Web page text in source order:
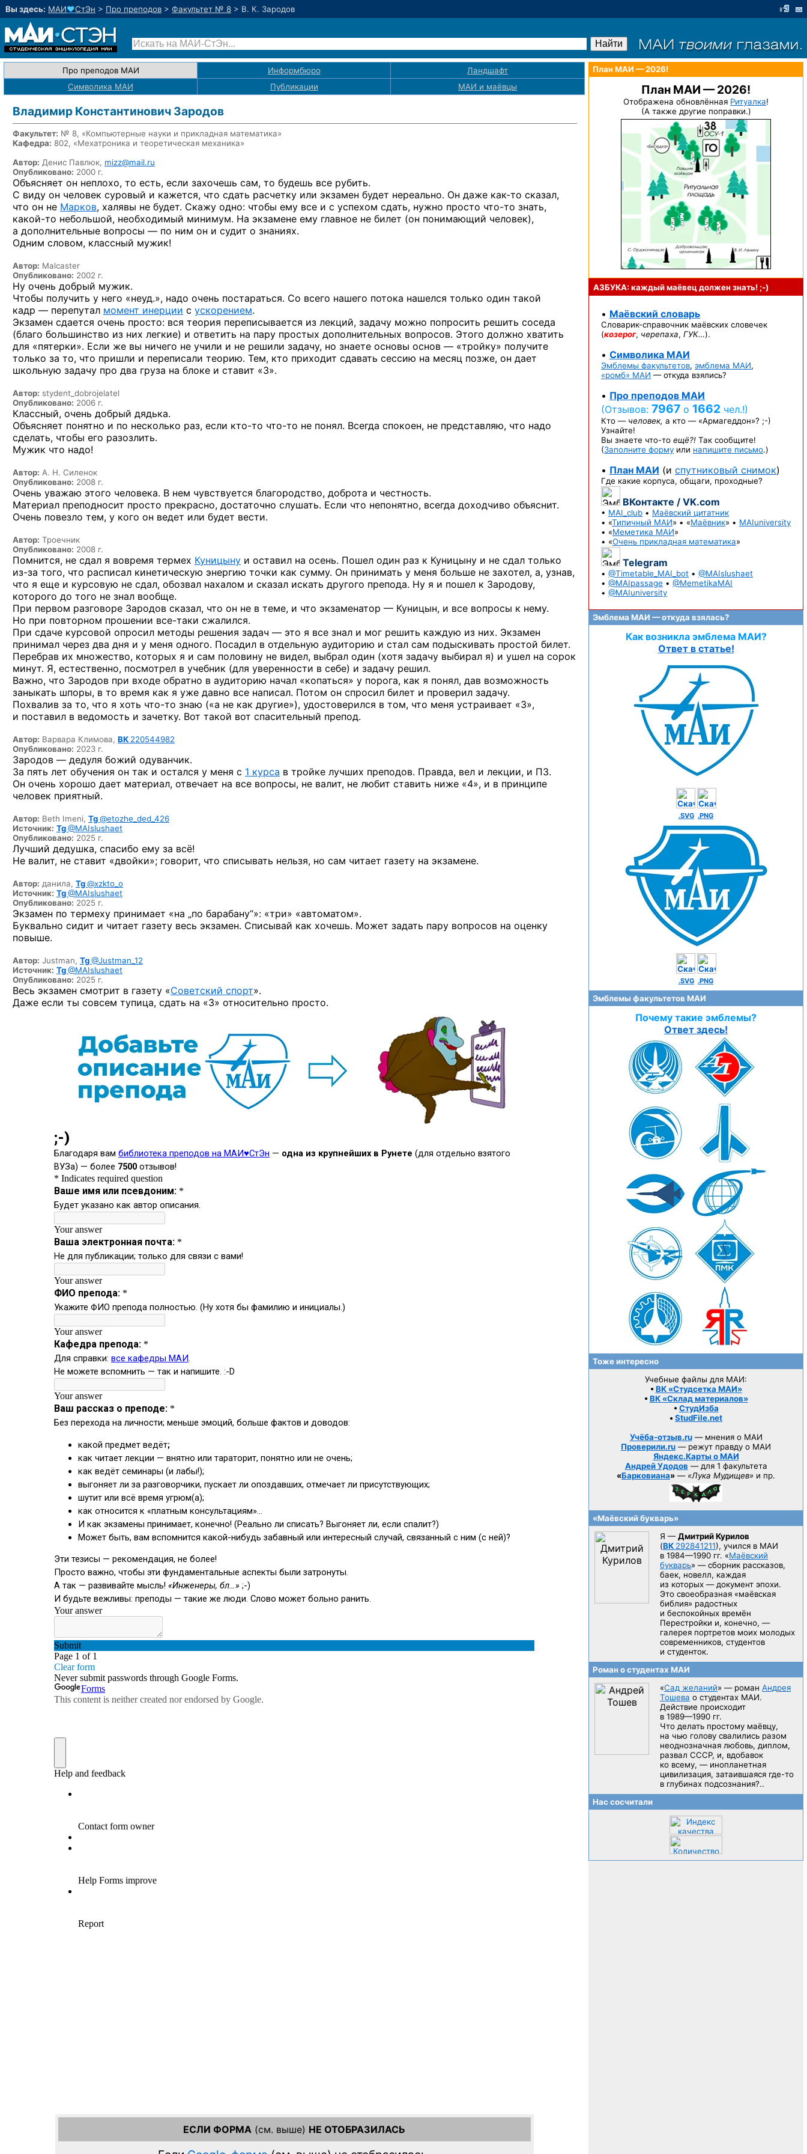
Вы здесь: МАИ♥СтЭн > Про преподов > Факультет № 8 > В. К. Зародов
Про преподов МАИ Информбюро
Ландшафт
Символика МАИ
Публикации МАИ и маёвцы
Владимир Константинович Зародов
Факультет: № 8, «Компьютерные науки и прикладная математика»
Кафедра: 802, «Мехатроника и теоретическая механика»
Автор: Денис Павлюк, mizz@mail.ru
Опубликовано: 2000 г.
Объясняет он неплохо, то есть, если захочешь сам, то будешь все рубить.
С виду он человек суровый и кажется, что сдать расчетку или экзамен будет нереально. Он даже как-то сказал,
что он не Марков, халявы не будет. Скажу одно: чтобы ему все и с успехом сдать, нужно просто что-то знать,
какой-то небольшой, необходимый минимум. На экзамене ему главное не билет (он понимающий человек),
а дополнительные вопросы — по ним он и судит о знаниях.
Одним словом, классный мужик!
Автор: Malcaster
Опубликовано: 2002 г.
Ну очень добрый мужик.
Чтобы получить у него «неуд.», надо очень постараться. Со всего нашего потока нашелся только один такой
кадр — перепутал момент инерции с ускорением.
Экзамен сдается очень просто: вся теория переписывается из лекций, задачу можно попросить решить соседа
(благо большинство из них легкие) и ответить на пару простых дополнительных вопросов. Этого должно хватить
для «пятерки». Если же вы ничего не учили и не решили задачу, но знаете основы основ — «тройку» получите
только за то, что пришли и переписали теорию. Тем, кто приходит сдавать сессию на месяц позже, он дает
школьную задачу про два груза на блоке и ставит «3».
Автор: stydent_dobrojelatel
Опубликовано: 2006 г.
Классный, очень добрый дядька.
Объясняет понятно и по несколько раз, если кто-то что-то не понял. Всегда спокоен, не представляю, что надо
сделать, чтобы его разозлить.
Мужик что надо!
Автор: А. Н. Силенок
Опубликовано: 2008 г.
Очень уважаю этого человека. В нем чувствуется благородство, доброта и честность.
Материал преподносит просто прекрасно, достаточно слушать. Если что непонятно, всегда доходчиво объяснит.
Очень повезло тем, у кого он ведет или будет вести.
Автор: Троечник
Опубликовано: 2008 г.
Помнится, не сдал я вовремя термех Куницыну и оставил на осень. Пошел один раз к Куницыну и не сдал только
из-за того, что расписал кинетическую энергию точки как сумму. Он принимать у меня больше не захотел, а, узнав,
что я еще и курсовую не сдал, обозвал нахалом и сказал искать другого препода. Ну я и пошел к Зародову,
которого до того не знал вообще.
При первом разговоре Зародов сказал, что он не в теме, и что экзаменатор — Куницын, и все вопросы к нему.
Но при повторном прошении все-таки сжалился.
При сдаче курсовой опросил методы решения задач — это я все знал и мог решить каждую из них. Экзамен
принимал через два дня и у меня одного. Посадил в отдельную аудиторию и стал сам подыскивать простой билет.
Перебрав их множество, которых я и сам половину не видел, выбрал один (хотя задачу выбирал я) и ушел на сорок
минут. Я, естественно, посмотрел в учебник (для уверенности в себе) и задачу решил.
Важно, что Зародов при входе обратно в аудиторию начал «копаться» у порога, как я понял, дав возможность
заныкать шпоры, в то время как я уже давно все написал. Потом он спросил билет и проверил задачу.
Похвалив за то, что я хоть что-то знаю («а не как другие»), удостоверился в том, что меня устраивает «3»,
и поставил в ведомость и зачетку. Вот такой вот спасительный препод.
Автор: Варвара Климова, ВК 220544982
Опубликовано: 2023 г.
Зародов — дедуля божий одуванчик.
За пять лет обучения он так и остался у меня с 1 курса в тройке лучших преподов. Правда, вел и лекции, и ПЗ.
Он очень хорошо дает материал, отвечает на все вопросы, не валит, не любит ставить ниже «4», и в принципе
человек приятный.
Автор: Beth Imeni, Tg@etozhe_ded_426
Источник: Tg@MAIslushaet
Опубликовано: 2025 г.
Лучший дедушка, спасибо ему за всё!
Не валит, не ставит «двойки»; говорит, что списывать нельзя, но сам читает газету на экзамене.
Автор: данила, Tg@xzkto_o
Источник: Tg@MAIslushaet
Опубликовано: 2025 г.
Экзамен по термеху принимает «на „по барабану“»: «три» «автоматом».
Буквально сидит и читает газету весь экзамен. Списывай как хочешь. Может задать пару вопросов на оценку
повыше.
Автор: Justman, Tg@Justman_12
Источник: Tg@MAIslushaet
Опубликовано: 2025 г.
Весь экзамен смотрит в газету «Советский спорт».
Даже если ты совсем тупица, сдать на «3» относительно просто.
ЕСЛИ ФОРМА (см. выше) НЕ ОТОБРАЗИЛАСЬ
План МАИ — 2026!
План МАИ — 2026!
Отображена обновлённая Ритуалка!
(А также другие поправки.)
АЗБУКА: каждый маёвец должензнать! ;-)
• Маёвский словарь
Словарик-справочник маёвских словечек
(козерог, черепаха, ГУК…).
• Символика МАИ
Эмблемы факультетов, эмблема МАИ,
«ромб» МАИ — откуда взялись?
• Про преподов МАИ
(Отзывов: 7967 о 1662 чел.!)
Кто — человек, а кто — «Армагеддон»? ;-)
Узнайте!
Вы знаете что-то ещё?! Так сообщите!
(Заполните форму или напишите письмо.)
• План МАИ (и спутниковый снимок)
Где какие корпуса, общаги, проходные?
ВКонтакте / VK.com
• MAI_club • Маёвский цитатник
• «Типичный МАИ» • «Маёвник» • MAIuniversity
• «Меметика МАИ»
• «Очень прикладная математика»
Telegram
• @Timetable_MAI_bot • @MAIslushaet
• @MAIpassage • @MemetikaMAI
• @MAIuniversity
Эмблема МАИ — откуда взялась?
Как возникла эмблема МАИ?
Ответ в статье!
.SVG .PNG
.SVG .PNG
Эмблемы факультетов МАИ
Почему такие эмблемы?
Ответ здесь!
Тоже интересно
Учебные файлы для МАИ:
• ВК «Студсетка МАИ»
• ВК «Склад материалов»
• СтудИзба
• StudFile.net
Учёба-отзыв.ru— мнения о МАИ
Проверили.ru — режут правду о МАИ
Яндекс.Карты о МАИ
Андрей Удодов — для 1 факультета
«Барковиана» — «Лука Мудищев» и пр.
«Маёвский букварь»
Я —Дмитрий Курилов
(ВК 292841211), учился в МАИ
в 1984—1990 гг. «Маёвский
букварь» — сборник рассказов,
баек, новелл, каждая
из которых — документ эпохи.
Это своеобразная «маёвская
библия» радостных
и беспокойных времён
Перестройки и, конечно, —
галерея портретов моих молодых
современников, студентов
и студенток.
Роман о студентах МАИ
«Сад желаний» — роман Андрея
Тошева о студентах МАИ.
Действие происходит
в 1989—1990 гг.
Что делать простому маёвцу,
на чью голову свалились разом
неоднозначная любовь, диплом,
развал CCCP, и, вдобавок
ко всему, — инопланетная
цивилизация, затаившаяся где-то
в глубинах подсознания?..
Нас сосчитали